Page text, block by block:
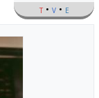
t v e